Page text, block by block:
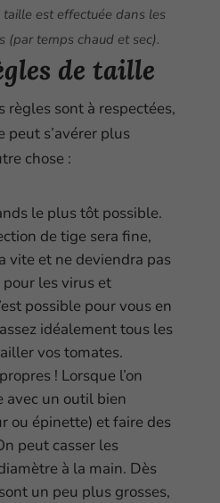
est effectuée dans les
(par temps chaud et sec).
de taille
sont à respectées,
peut s’avérer plus
chose :
le plus tôt possible.
de tige sera fine,
vite et ne deviendra pas
pour les virus et
possible pour vous en
idéalement tous les
vos tomates.
! Lorsque l’on
avec un outil bien
ou épinette) et faire des
peut casser les
à la main. Dès
un peu plus grosses,